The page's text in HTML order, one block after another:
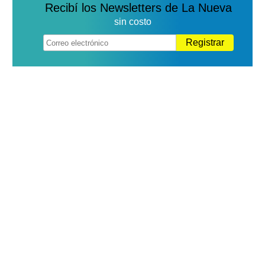
Recibí los Newsletters de La Nueva
sin costo
Registrar